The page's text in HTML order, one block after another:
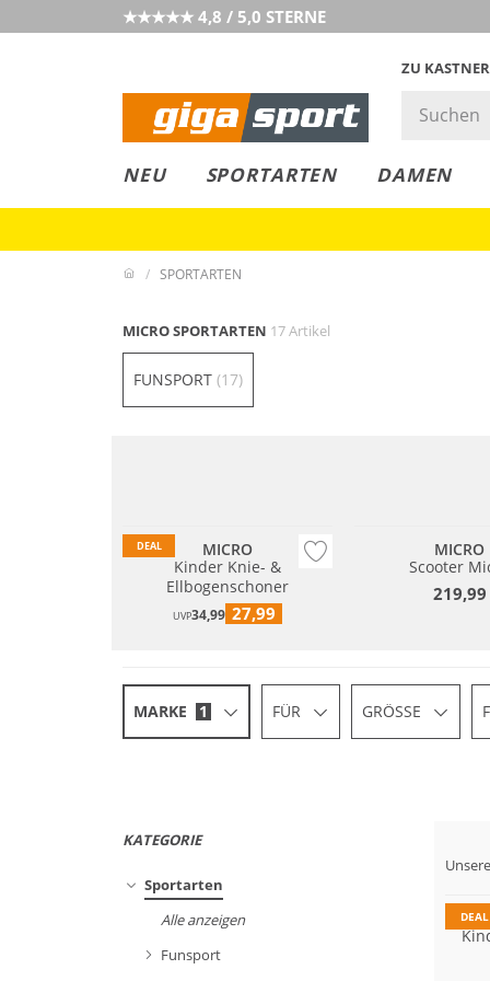
★★★★★ 4,8 / 5,0 STERNE
ZU
NEU SPORTARTEN DAMEN
LEASING
COLLECT
RESERVE
SPORTARTEN
MICRO SPORTARTEN 17 Artikel
FUNSPORT (17)
DEAL
MICRO
Kinder Knie- &
Ellbogenschoner
UVP34,99 27,99
MICRO
Scooter
219,99
MARKE 1 FÜR GRÖSSE
KATEGORIE
Sportarten
Alle anzeigen
Funsport
DEAL